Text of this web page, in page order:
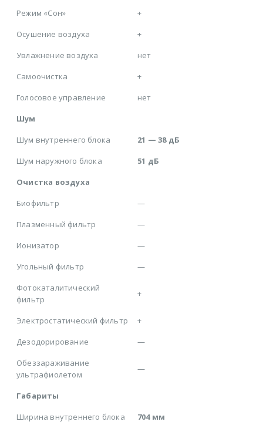
Режим «Сон»
+
Осушение воздуха
+
Увлажнение воздуха
нет
Самоочистка
+
Голосовое управление
нет
Шум
Шум внутреннего блока
21 — 38 дБ
Шум наружного блока
51 дБ
Очистка воздуха
Биофильтр
—
Плазменный фильтр
—
Ионизатор
—
Угольный фильтр
—
Фотокаталитический
фильтр
+
Электростатический фильтр
+
Дезодорирование
—
Обеззараживание
ультрафиолетом
—
Габариты
Ширина внутреннего блока
704 мм